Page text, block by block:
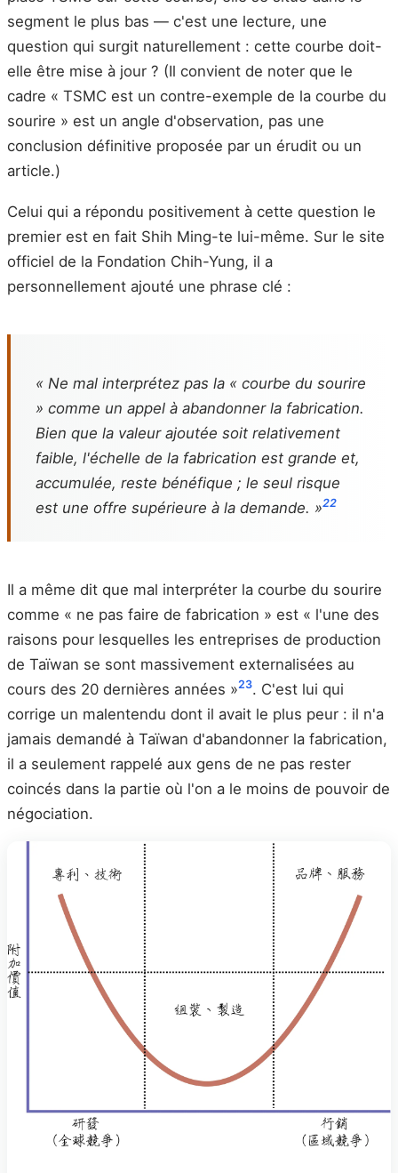
segment le plus bas — c'est une lecture, une
question qui surgit naturellement : cette courbe doit-
elle être mise à jour ? (Il convient de noter que le
cadre « TSMC est un contre-exemple de la courbe du
sourire » est un angle d'observation, pas une
conclusion définitive proposée par un érudit ou un
article.)
Celui qui a répondu positivement à cette question le
premier est en fait Shih Ming-te lui-même. Sur le site
officiel de la Fondation Chih-Yung, il a
personnellement ajouté une phrase clé :
« Ne mal interprétez pas la « courbe du sourire
» comme un appel à abandonner la fabrication.
Bien que la valeur ajoutée soit relativement
faible, l'échelle de la fabrication est grande et,
accumulée, reste bénéfique ; le seul risque
est une offre supérieure à la demande. »22
Il a même dit que mal interpréter la courbe du sourire
comme « ne pas faire de fabrication » est « l'une des
raisons pour lesquelles les entreprises de production
de Taïwan se sont massivement externalisées au
cours des 20 dernières années »23. C'est lui qui
corrige un malentendu dont il avait le plus peur : il n'a
jamais demandé à Taïwan d'abandonner la fabrication,
il a seulement rappelé aux gens de ne pas rester
coincés dans la partie où l'on a le moins de pouvoir de
négociation.